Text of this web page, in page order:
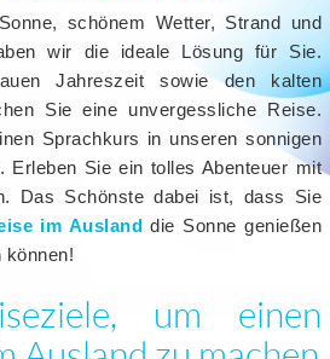
schönem Wetter, Strand und
wir die ideale Lösung für Sie.
Jahreszeit sowie den kalten
Sie eine unvergessliche Reise.
Sprachkurs in unseren sonnigen
Erleben Sie ein tolles Abenteuer mit
Das Schönste dabei ist, dass Sie
im Ausland die Sonne genießen
können!
um einen